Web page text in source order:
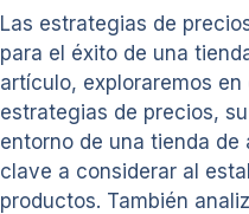
Las estrategias de
para el éxito de una
artículo, exploraremos
estrategias de precios,
entorno de una tienda
clave a considerar al
productos. También